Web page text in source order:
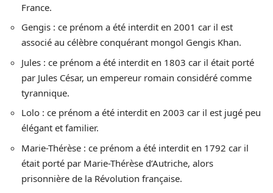
France.
Gengis : ce prénom a été interdit en 2001 car il est
associé au célèbre conquérant mongol Gengis Khan.
Jules : ce prénom a été interdit en 1803 car il était porté
par Jules César, un empereur romain considéré comme
tyrannique.
Lolo : ce prénom a été interdit en 2003 car il est jugé peu
élégant et familier.
Marie-Thérèse : ce prénom a été interdit en 1792 car il
était porté par Marie-Thérèse d’Autriche, alors
prisonnière de la Révolution française.